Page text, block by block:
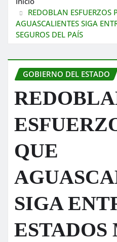
REDOBLAN ESFUERZOS
AGUASCALIENTES SIGA
SEGUROS DEL PAÍS
GOBIERNO DEL ESTADO
QUE
SIGA
ESTADOS